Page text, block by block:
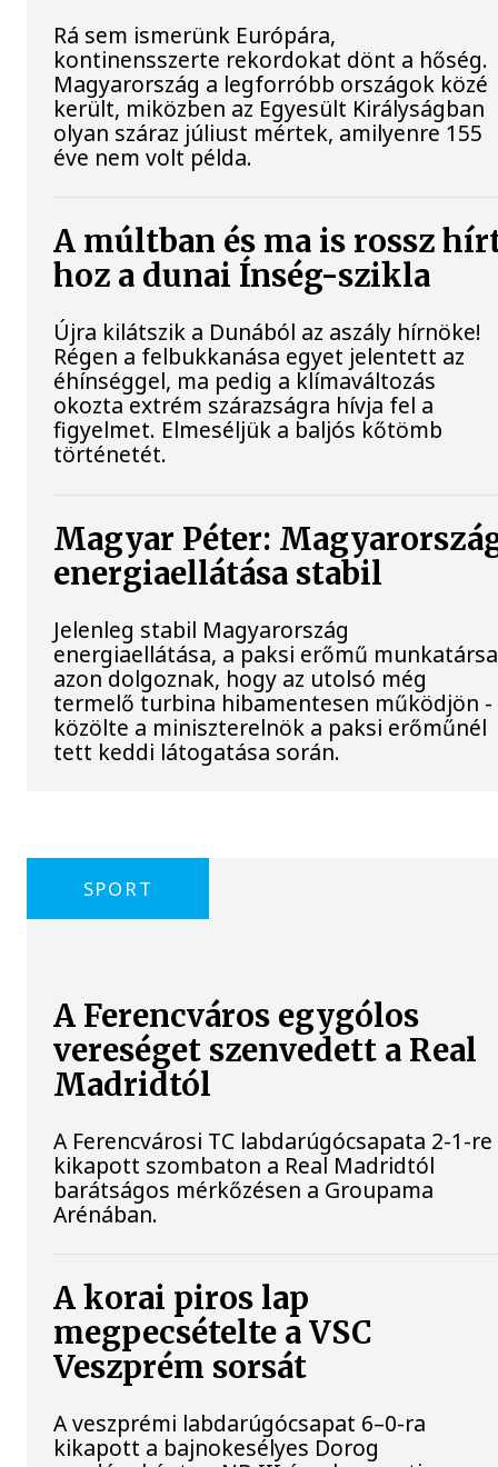
Rá sem ismerünk Európára,
kontinensszerte rekordokat dönt a hőség.
Magyarország a legforróbb országok közé
került, miközben az Egyesült Királyságban
olyan száraz júliust mértek, amilyenre 155
éve nem volt példa.
A múltban és ma is rossz
hoz a dunai Ínség-szikla
Újra kilátszik a Dunából az aszály hírnöke!
Régen a felbukkanása egyet jelentett az
éhínséggel, ma pedig a klímaváltozás
okozta extrém szárazságra hívja fel a
figyelmet. Elmeséljük a baljós kőtömb
történetét.
Magyar Péter:
energiaellátása stabil
Jelenleg stabil Magyarország
energiaellátása, a paksi erőmű
azon dolgoznak, hogy az utolsó még
termelő turbina hibamentesen működjön -
közölte a miniszterelnök a paksi erőműnél
tett keddi látogatása során.
SPORT
A Ferencváros egygólos
vereséget szenvedett a Real
Madridtól
A Ferencvárosi TC labdarúgócsapata 2-1-re
kikapott szombaton a Real Madridtól
barátságos mérkőzésen a Groupama
Arénában.
A korai piros lap
megpecsételte a VSC
Veszprém sorsát
A veszprémi labdarúgócsapat 6–0-ra
kikapott a bajnokesélyes Dorog